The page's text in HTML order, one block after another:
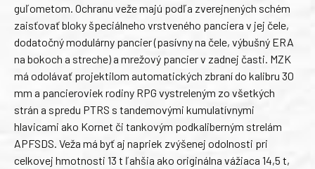
guľometom. Ochranu veže majú podľa zverejnených schém
zaisťovať bloky špeciálneho vrstveného panciera v jej čele,
dodatočný modulárny pancier (pasívny na čele, výbušný ERA
na bokoch a streche) a mrežový pancier v zadnej časti. MZK
má odolávať projektilom automatických zbraní do kalibru 30
mm a pancieroviek rodiny RPG vystreleným zo všetkých
strán a spredu PTRS s tandemovými kumulatívnymi
hlavicami ako Kornet či tankovým podkaliberným strelám
APFSDS. Veža má byť aj napriek zvýšenej odolnosti pri
celkovej hmotnosti 13 t ľahšia ako originálna vážiaca 14,5 t,